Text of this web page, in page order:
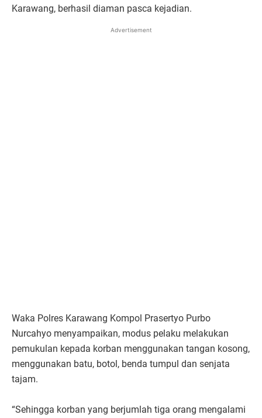
Karawang, berhasil diaman pasca kejadian.
Advertisement
Waka Polres Karawang Kompol Prasertyo Purbo
Nurcahyo menyampaikan, modus pelaku melakukan
pemukulan kepada korban menggunakan tangan kosong,
menggunakan batu, botol, benda tumpul dan senjata
tajam.
“Sehingga korban yang berjumlah tiga orang mengalami